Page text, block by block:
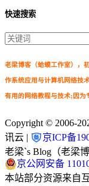
快速搜索
老梁博客（蛤蟆工作室），
作系统应用与计算机网络技
有用的网络教程与技术;因为
Copyright © 2006-
讯云 |
京ICP备
老梁`s Blog（老梁
京公网安备
本站部分资源来自